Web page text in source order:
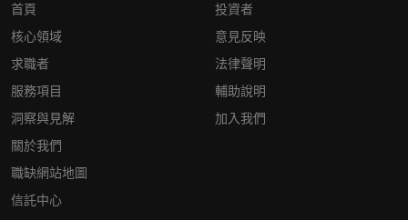
首頁
核心領域
求職者
服務項目
洞察與見解
關於我們
職缺網站地圖
信託中心
投資者
意見反映
法律聲明
輔助說明
加入我們